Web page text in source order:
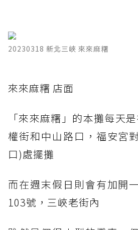
20230318 新北三峽 來來麻糬
​來來麻糬 店面
「來來麻糬」的本攤每天
權街和中山路口，福安宮
口)處擺攤
而在週末假日則會有加開
103號，三峽老街內